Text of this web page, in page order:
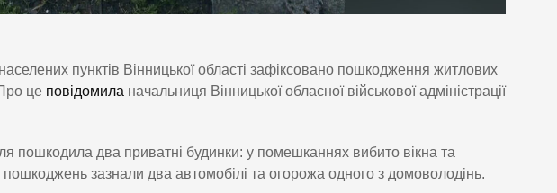
пунктів Вінницької області зафіксовано пошкодження житлових
це повідомила начальниця Вінницької обласної військової адміністрації
пошкодила два приватні будинки: у помешканнях вибито вікна та
зазнали два автомобілі та огорожа одного з домоволодінь.